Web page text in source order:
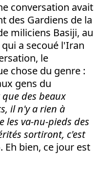
conversation avait
des Gardiens de la
miliciens Basiji, au
a secoué l'Iran
le
chose du genre :
gens du
des beaux
il n'y a rien à
les va-nu-pieds des
sortiront, c'est
Eh bien, ce jour est